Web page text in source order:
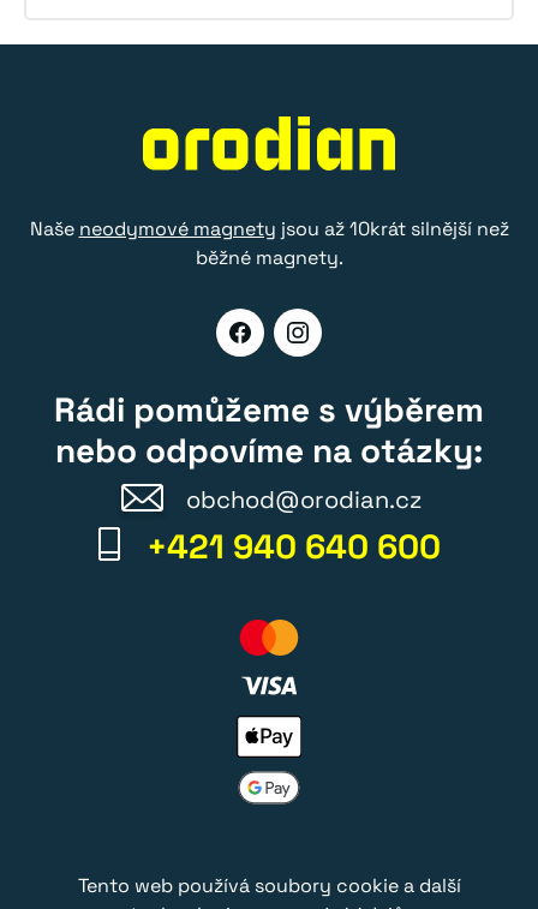
Naše neodymové magnety jsou až 10krát silnější než
běžné magnety.
Rádi pomůžeme s výběrem
nebo odpovíme na otázky:
obchod@orodian.cz
+421 940 640 600
Tento web používá soubory cookie a další